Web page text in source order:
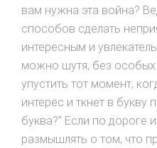
вам нужна эта война?
способов сделать
интересным и
можно шутя, без особых
упустить тот момент,
интерес и ткнет в букву
буква?" Если по дороге
размышлять о том, что